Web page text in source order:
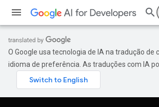
O Google usa tecnologia de IA na tradução de
idioma de preferência. As traduções com IA